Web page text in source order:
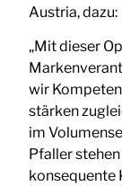
Austria, dazu:
„Mit dieser
wir
stärken
im
Pfaller
konsequente